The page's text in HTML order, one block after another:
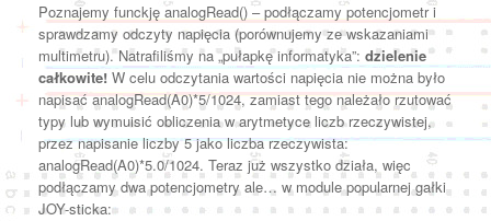
Poznajemy funckję analogRead() – podłączamy potencjometr i
sprawdzamy odczyty napięcia (porównujemy ze wskazaniami
multimetru). Natrafiliśmy na „pułapkę informatyka”: dzielenie
całkowite! W celu odczytania wartości napięcia nie można było
napisać analogRead(A0)*5/1024, zamiast tego należało rzutować
typy lub wymuisić obliczenia w arytmetyce liczb rzeczywistej,
przez napisanie liczby 5 jako liczba rzeczywista:
analogRead(A0)*5.0/1024. Teraz już wszystko działa, więc
podłączamy dwa potencjometry ale… w module popularnej gałki
JOY-sticka: